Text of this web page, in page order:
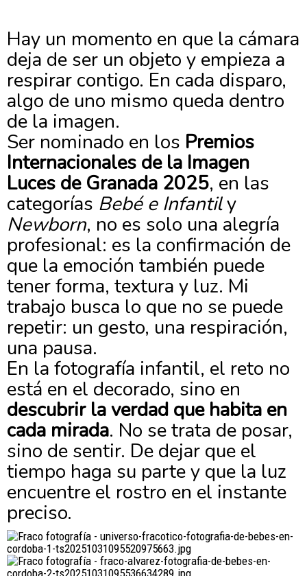
Hay un momento en que la cámara
deja de ser un objeto y empieza a
respirar contigo. En cada disparo,
algo de uno mismo queda dentro
de la imagen.
Ser nominado en los Premios
Internacionales de la Imagen
Luces de Granada 2025, en las
categorías Bebé e Infantily
Newborn, no es solo una alegría
profesional: es la confirmación de
que la emoción también puede
tener forma, textura y luz. Mi
trabajo busca lo que no se puede
repetir: un gesto, una respiración,
una pausa.
En la fotografía infantil, el reto no
está en el decorado, sino en
descubrir la verdad que habita en
cada mirada. No se trata de posar,
sino de sentir. De dejar que el
tiempo haga su parte y que la luz
encuentre el rostro en el instante
preciso.